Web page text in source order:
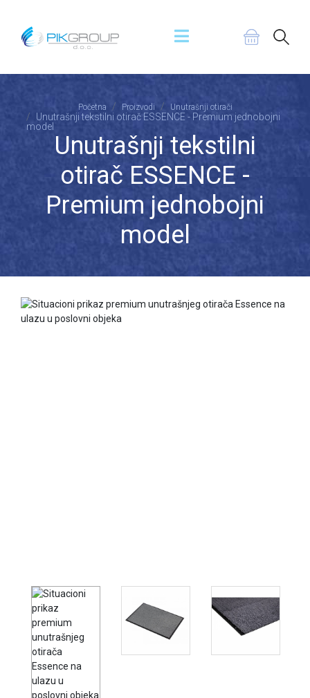
Početna Proizvodi Unutrašnji otirači
Unutrašnji tekstilni otirač ESSENCE - Premium jednobojni
model
Unutrašnji tekstilni
otirač ESSENCE -
Premium jednobojni
model